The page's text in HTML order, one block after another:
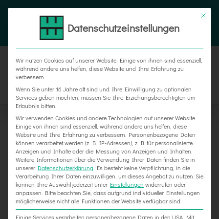
Zum
FacebookInstagram
Xing
Bürgermeister Willudda zu Besuch
Datenschutzeinstellungen
Wir nutzen Cookies auf unserer Website. Einige von ihnen sind essenziell,
während andere uns helfen, diese Website und Ihre Erfahrung zu
verbessern.
Wenn Sie unter 16 Jahre alt sind und Ihre Einwilligung zu optionalen
Services geben möchten, müssen Sie Ihre Erziehungsberechtigten um
Erlaubnis bitten.
Wir verwenden Cookies und andere Technologien auf unserer Website.
Einige von ihnen sind essenziell, während andere uns helfen, diese
Website und Ihre Erfahrung zu verbessern. Personenbezogene Daten
können verarbeitet werden (z. B. IP-Adressen), z. B. für personalisierte
Anzeigen und Inhalte oder die Messung von Anzeigen und Inhalten.
Weitere Informationen über die Verwendung Ihrer Daten finden Sie in
unserer Datenschutzerklärung Es besteht keine Verpflichtung, in die
Verarbeitung Ihrer Daten einzuwilligen, um dieses Angebot zu nutzen. Sie
können Ihre Auswahl jederzeit unter Einstellungen widerrufen oder
anpassen. Bitte beachten Sie, dass aufgrund individueller Einstellungen
möglicherweise nicht alle Funktionen der Website verfügbar sind.
Einige Services verarbeiten personenbezogene Daten in den USA. Mit